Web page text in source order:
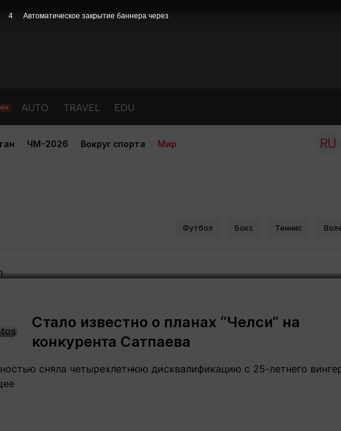
AUTO TRAVEL EDU
ЧМ-2026 Вокруг спорта Мир
AUTO
Обзоры
Спецпроекты
TRAVEL
заметки
Футбол Бокс Теннис
вышел на поле после финала
Стало известно о планах “Челси“ на
конкурента Сатпаева
сняла четырехлетнюю дисквалификацию с 25-летнего
3 Автоматическое закрытие баннера через